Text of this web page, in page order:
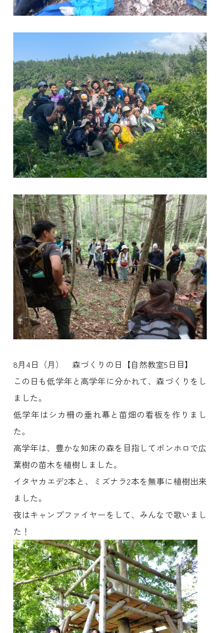
8月4日（月） 森づくりの日【自然教室5日目】
この日も低学年と高学年に分かれて、森づくりをし
ました。
低学年はシカ柵の垂れ幕と苗畑の看板を作りまし
た。
高学年は、豊かな知床の森を目指してポンホロで広
葉樹の苗木を植樹しました。
イタヤカエデ2本と、ミズナラ2本を無事に植樹出来
ました。
夜はキャンプファイヤーをして、みんなで歌いまし
た！